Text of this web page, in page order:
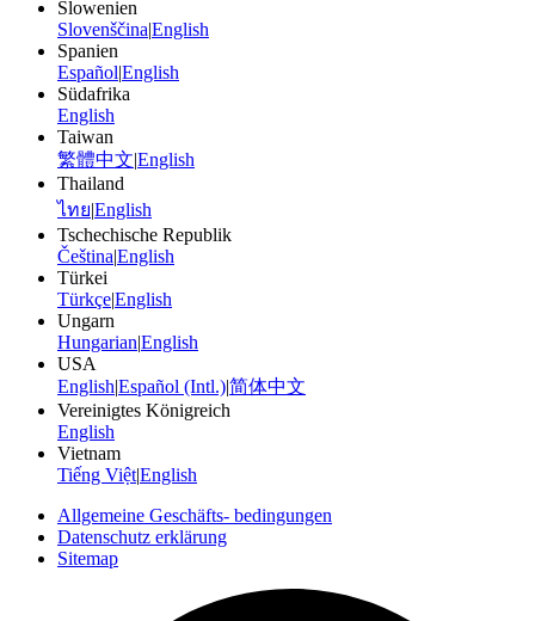
Slowenien
Slovenščina|English
Spanien
Español|English
Südafrika
English
Taiwan
繁體中文|English
Thailand
ไทย|English
Tschechische Republik
Čeština|English
Türkei
Türkçe|English
Ungarn
Hungarian|English
USA
English|Español (Intl.)|简体中文
Vereinigtes Königreich
English
Vietnam
Tiếng Việt|English
Allgemeine Geschäfts- bedingungen
Datenschutz erklärung
Sitemap